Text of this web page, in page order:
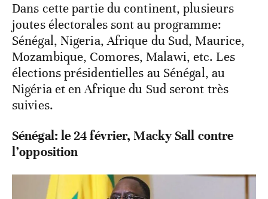
Dans cette partie du continent, plusieurs
joutes électorales sont au programme:
Sénégal, Nigeria, Afrique du Sud, Maurice,
Mozambique, Comores, Malawi, etc. Les
élections présidentielles au Sénégal, au
Nigéria et en Afrique du Sud seront très
suivies.
Sénégal: le 24 février, Macky Sall contre
l’opposition